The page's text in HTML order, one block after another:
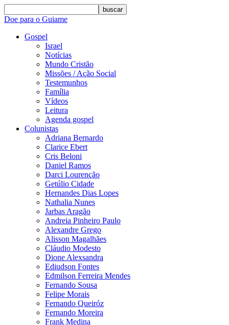
buscar
Doe para o Guiame
Gospel
Israel
Notícias
Mundo Cristão
Missões / Ação Social
Testemunhos
Família
Vídeos
Leitura
Agenda gospel
Colunistas
Adriana Bernardo
Clarice Ebert
Cris Beloni
Daniel Ramos
Darci Lourenção
Getúlio Cidade
Hernandes Dias Lopes
Nathalia Nunes
Jarbas Aragão
Andreia Pinheiro Paulo
Alexandre Grego
Alisson Magalhães
Cláudio Modesto
Dione Alexsandra
Ediudson Fontes
Edmilson Ferreira Mendes
Fernando Sousa
Felipe Morais
Fernando Queiróz
Fernando Moreira
Frank Medina